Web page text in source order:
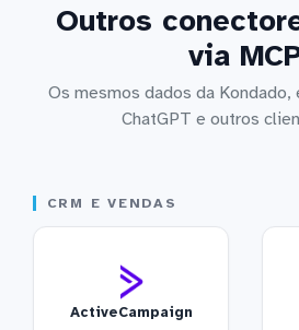
Outros
via
Os mesmos dados da Kondado,
ChatGPT e outros
CRM E VENDAS
ActiveCampaign